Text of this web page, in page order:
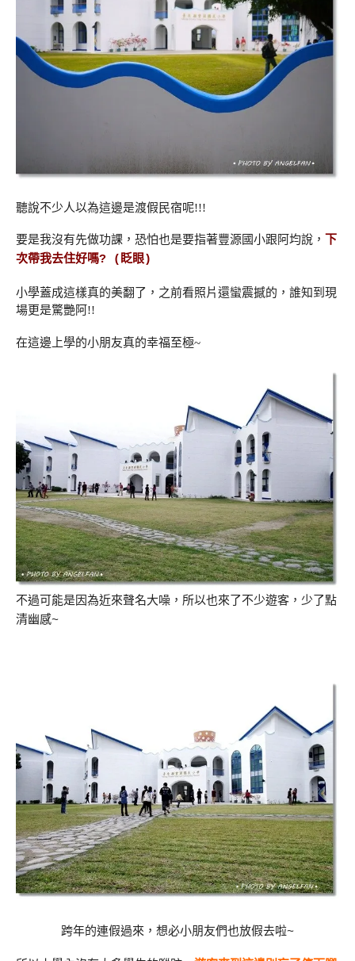
聽說不少人以為這邊是渡假民宿呢!!!
要是我沒有先做功課，恐怕也是要指著豐源國小跟阿均說，
下
次帶我去住好嗎? (眨眼)
小學蓋成這樣真的美翻了，之前看照片還蠻震撼的，誰知到現
場更是驚艷阿!!
在這邊上學的小朋友真的幸福至極~
不過可能是因為近來聲名大噪，所以也來了不少遊客，少了點
清幽感~
跨年的連假過來，想必小朋友們也放假去啦~